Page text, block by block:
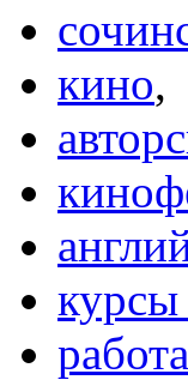
кино,
курсы
работа